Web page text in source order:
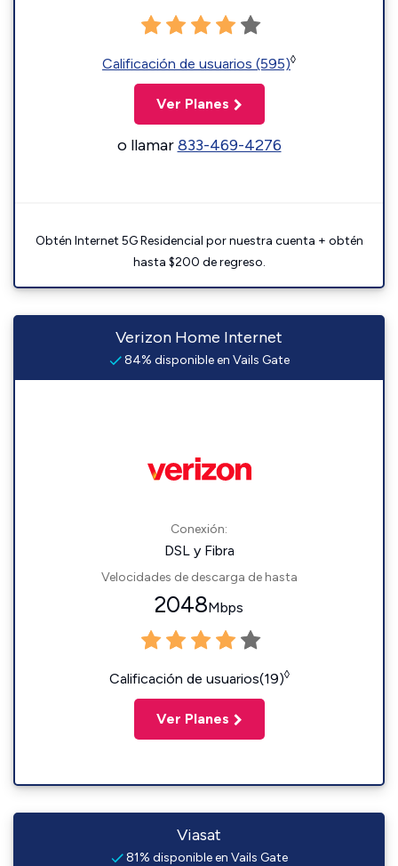
Calificación de usuarios (595)◊
Ver Planes
o llamar833-469-4276
Obtén Internet 5G Residencial por nuestra cuenta + obtén
hasta $200 de regreso.
Verizon Home Internet
84% disponible en Vails Gate
Conexión:
DSL y Fibra
Velocidades de descarga de hasta
2048Mbps
Calificación de usuarios(19)◊
Ver Planes
Viasat
81% disponible en Vails Gate